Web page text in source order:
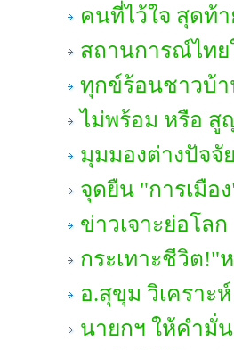
คนที่ไว้ใจ สุดท้
สถานการณ์ไท
ทุกข์ร้อนชาวบ้า
ไม่พร้อม หรือ สู
มุมมองต่างปัจจั
จุดยืน "การเมือ
ข่าวเจาะย่อโล
กระเทาะชีวิต!"
อ.สุขุม วิเคราะ
นายกฯ ให้คำมั่